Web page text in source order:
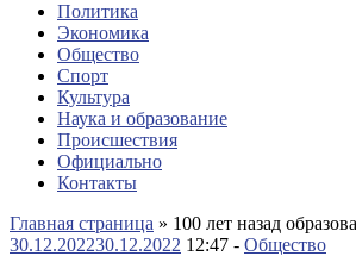
Политика
Экономика
Общество
Спорт
Культура
Наука и образование
Происшествия
Официально
Контакты
Главная страница » 100 лет назад
30.12.202230.12.2022 12:47 - Общество